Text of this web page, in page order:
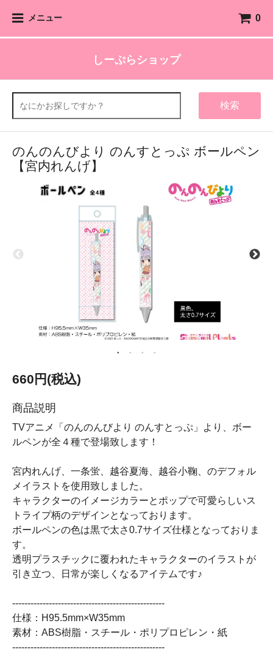
メニュー 0
しーぷらショップ
検索
のんのんびより のんすとっぷ ボールペン
【宮内れんげ】
660円(税込)
商品説明
TVアニメ「のんのんびより のんすとっぷ」より、ボー
ルペンが全４種で登場致します！
宮内れんげ、一条蛍、越谷夏海、越谷小鞠、のデフォル
メイラストを使用致しました。
キャラクターのイメージカラーとポップで可愛らしいス
トライプ柄のデザインとなっております。
ボールペンの色は黒で太さ0.7サイズ仕様となっておりま
す。
透明プラスチックに覆われたキャラクターのイラストが
引き立つ、日常が楽しくなるアイテムです♪
--------------------------------------------------
仕様：H95.5mm×W35mm
素材：ABS樹脂・スチール・ポリプロピレン・紙
--------------------------------------------------